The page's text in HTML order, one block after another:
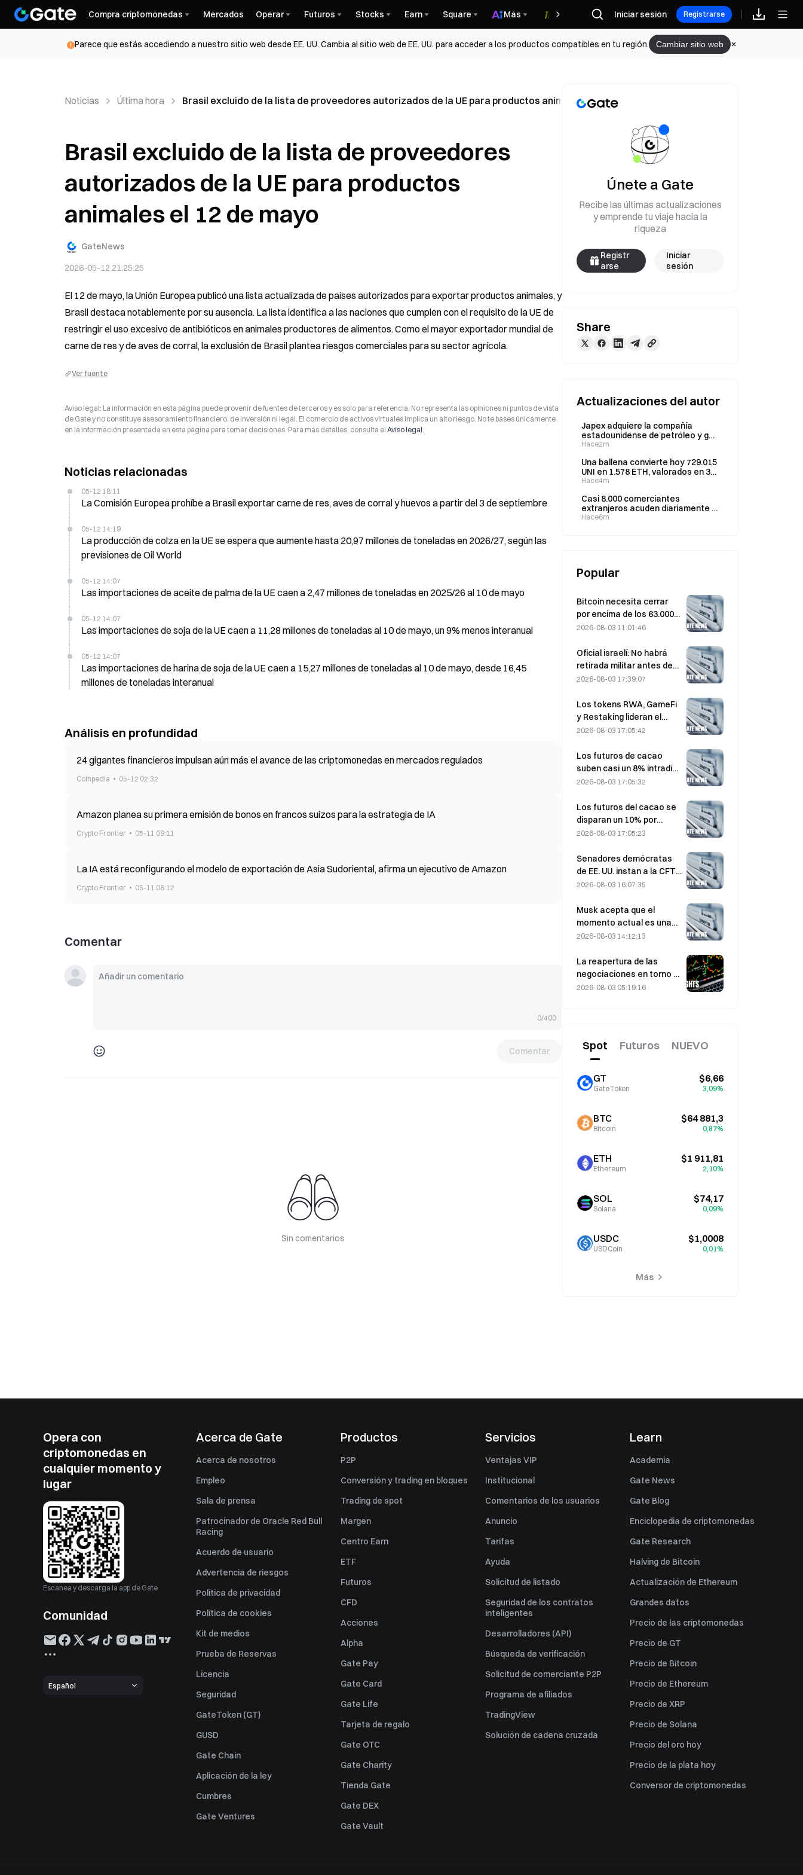
Compra criptomonedas Mercados Operar Futuros Stocks Earn Square Más Recompensas
Iniciar sesión Registrarse
Parece que estás accediendo a nuestro sitio web desde EE. UU. Cambia al sitio web de EE. UU. para acceder a los productos compatibles en tu región. Cambiar sitio web
Noticias Última hora Brasil excluido de la lista de proveedores autorizados de la UE para productos animales el 12 de mayo
Brasil excluido de la lista de proveedores
autorizados de la UE para productos
animales el 12 de mayo
GateNews
2026-05-12 21:25:25
El 12 de mayo, la Unión Europea publicó una lista actualizada de países autorizados para exportar productos animales, y
Brasil destaca notablemente por su ausencia. La lista identifica a las naciones que cumplen con el requisito de la UE de
restringir el uso excesivo de antibióticos en animales productores de alimentos. Como el mayor exportador mundial de
carne de res y de aves de corral, la exclusión de Brasil plantea riesgos comerciales para su sector agrícola.
Ver fuente
Aviso legal: La información en esta página puede provenir de fuentes de terceros y es solo para referencia. No representa las opiniones ni puntos de vista
de Gate y no constituye asesoramiento financiero, de inversión ni legal. El comercio de activos virtuales implica un alto riesgo. No te bases únicamente
en la información presentada en esta página para tomar decisiones. Para más detalles, consulta el Aviso legal.
Noticias relacionadas
05-12 18:11
La Comisión Europea prohíbe a Brasil exportar carne de res, aves de corral y huevos a partir del 3 de septiembre
05-12 14:19
La producción de colza en la UE se espera que aumente hasta 20,97 millones de toneladas en 2026/27, según las
previsiones de Oil World
05-12 14:07
Las importaciones de aceite de palma de la UE caen a 2,47 millones de toneladas en 2025/26 al 10 de mayo
05-12 14:07
Las importaciones de soja de la UE caen a 11,28 millones de toneladas al 10 de mayo, un 9% menos interanual
05-12 14:07
Las importaciones de harina de soja de la UE caen a 15,27 millones de toneladas al 10 de mayo, desde 16,45
millones de toneladas interanual
Análisis en profundidad
24 gigantes financieros impulsan aún más el avance de las criptomonedas en mercados regulados
Coinpedia 05-12 02:32
Amazon planea su primera emisión de bonos en francos suizos para la estrategia de IA
Crypto Frontier 05-11 09:11
La IA está reconfigurando el modelo de exportación de Asia Sudoriental, afirma un ejecutivo de Amazon
Crypto Frontier 05-11 08:12
Comentar
0/400
Comentar
Sin comentarios
Únete a Gate
Recibe las últimas actualizaciones
y emprende tu viaje hacia la
riqueza
Registr
arse
Iniciar
sesión
Share
Actualizaciones del autor
Japex adquiere la compañía
estadounidense de petróleo y gas
Fundare por 320 millones de
Hace2m
Una ballena convierte hoy 729.015
UNI en 1.578 ETH, valorados en 3
millones de dólares
Hace4m
Casi 8.000 comerciantes
extranjeros acuden diariamente a
Huaqiangbei, en Shenzhen,
Hace6m
Popular
Bitcoin necesita cerrar
por encima de los 63.000
USD en agosto para
mercado bajista, según
una investigación de 10x.
2026-08-03 11:01:46
Oficial israelí: No habrá
retirada militar antes de
que Hamás se desarme
2026-08-03 17:39:07
Los tokens RWA, GameFi
y Restaking lideran el
rendimiento del mercado
2026-08-03 17:05:42
Los futuros de cacao
suben casi un 8% intradía
el pasado viernes,
participantes del mercado
2026-08-03 17:05:32
Los futuros del cacao se
disparan un 10% por
preocupaciones sobre el
los 6.000 dólares la
tonelada
2026-08-03 17:05:23
Senadores demócratas
de EE. UU. instan a la CFTC
a restringir los productos
incendios forestales ante
una temporada récord de
incendios
2026-08-03 16:07:35
Musk acepta que el
momento actual es una
oportunidad de compra
agosto.
2026-08-03 14:12:13
La reapertura de las
negociaciones en torno a
Ormuz provoca una caída
forma temporal?
2026-08-03 05:19:16
Spot Futuros NUEVO
GT
GateToken
$6,66
3,09%
BTC
Bitcoin
$64 881,3
0,87%
ETH
Ethereum
$1 911,81
2,10%
SOL
Solana
$74,17
0,09%
USDC
USDCoin
$1,0008
0,01%
Más
Opera con
criptomonedas en
cualquier momento y
lugar
Escanea y descarga la app de Gate
Comunidad
Español
Acerca de Gate
Acerca de nosotros
Empleo
Sala de prensa
Patrocinador de Oracle Red Bull
Racing
Acuerdo de usuario
Advertencia de riesgos
Política de privacidad
Política de cookies
Kit de medios
Prueba de Reservas
Licencia
Seguridad
GateToken (GT)
GUSD
Gate Chain
Aplicación de la ley
Cumbres
Gate Ventures
Productos
P2P
Conversión y trading en bloques
Trading de spot
Margen
Centro Earn
ETF
Futuros
CFD
Acciones
Alpha
Gate Pay
Gate Card
Gate Life
Tarjeta de regalo
Gate OTC
Gate Charity
Tienda Gate
Gate DEX
Gate Vault
Servicios
Ventajas VIP
Institucional
Comentarios de los usuarios
Anuncio
Tarifas
Ayuda
Solicitud de listado
Seguridad de los contratos
inteligentes
Desarrolladores (API)
Búsqueda de verificación
Solicitud de comerciante P2P
Programa de afiliados
TradingView
Solución de cadena cruzada
Learn
Academia
Gate News
Gate Blog
Enciclopedia de criptomonedas
Gate Research
Halving de Bitcoin
Actualización de Ethereum
Grandes datos
Precio de las criptomonedas
Precio de GT
Precio de Bitcoin
Precio de Ethereum
Precio de XRP
Precio de Solana
Precio del oro hoy
Precio de la plata hoy
Conversor de criptomonedas